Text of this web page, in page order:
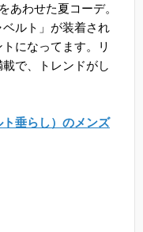
あわせた夏コーデ。
ルト」が装着され
になってます。リ
で、トレンドがし
ト垂らし）のメンズ